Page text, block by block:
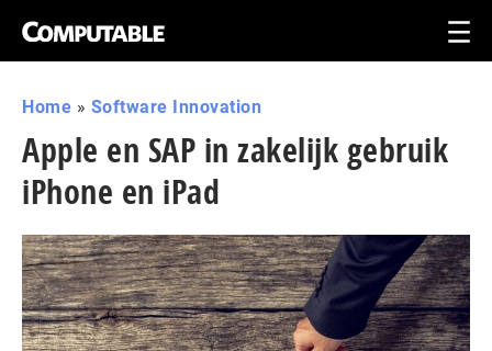
Home » Software Innovation
Apple en SAP in zakelijk gebruik
iPhone en iPad